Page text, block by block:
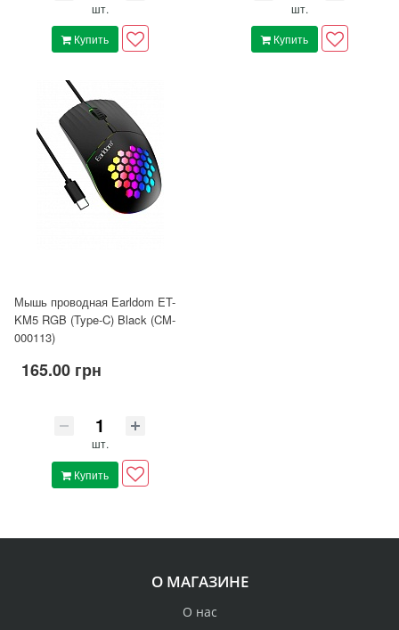
шт.
Купить
шт.
Купить
Мышь проводная Earldom ET-
KM5 RGB (Type-C) Black (CM-
000113)
165.00 грн
шт.
Купить
О МАГАЗИНЕ
О нас